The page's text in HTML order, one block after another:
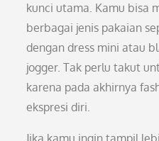
kunci utama. Kamu bisa
berbagai jenis pakaian
dengan dress mini atau
jogger. Tak perlu takut
karena pada akhirnya
ekspresi diri.
Jika kamu ingin tampil